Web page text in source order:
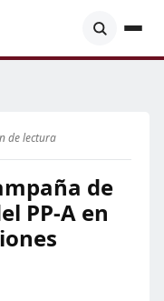
de lectura
de
PP-A en